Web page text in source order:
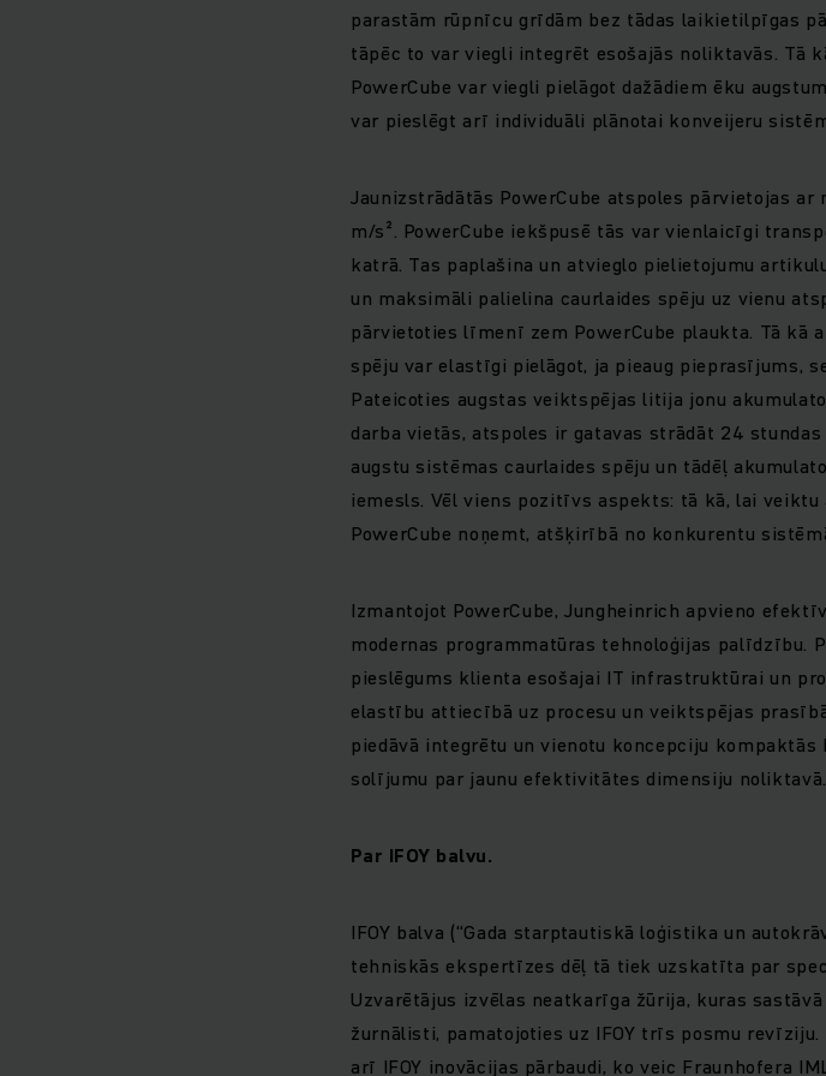
parastām rūpnīcu grīdām bez tādas laikietilpīgas
tāpēc to var viegli integrēt esošajās noliktavās. Tā
PowerCube var viegli pielāgot dažādiem ēku
var pieslēgt arī individuāli plānotai konveijeru
Jaunizstrādātās PowerCube atspoles pārvietojas
m/s². PowerCube iekšpusē tās var vienlaicīgi
katrā. Tas paplašina un atvieglo pielietojumu
un maksimāli palielina caurlaides spēju uz vienu
pārvietoties līmenī zem PowerCube plaukta. Tā kā
spēju var elastīgi pielāgot, ja pieaug pieprasījums,
Pateicoties augstas veiktspējas litija jonu
darba vietās, atspoles ir gatavas strādāt 24
augstu sistēmas caurlaides spēju un tādēļ
iemesls. Vēl viens pozitīvs aspekts: tā kā, lai
PowerCube noņemt, atšķirībā no konkurentu
Izmantojot PowerCube, Jungheinrich apvieno
modernas programmatūras tehnoloģijas palīdzību.
pieslēgums klienta esošajai IT infrastruktūrai un
elastību attiecībā uz procesu un veiktspējas
piedāvā integrētu un vienotu koncepciju
solījumu par jaunu efektivitātes dimensiju noliktavā.
Par IFOY balvu.
IFOY balva (“Gada starptautiskā loģistika un
tehniskās ekspertīzes dēļ tā tiek uzskatīta par
Uzvarētājus izvēlas neatkarīga žūrija, kuras
žurnālisti, pamatojoties uz IFOY trīs posmu
arī IFOY inovācijas pārbaudi, ko veic Fraunhofera